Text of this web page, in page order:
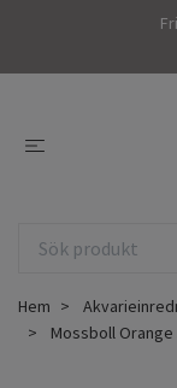
Hem
Mossboll